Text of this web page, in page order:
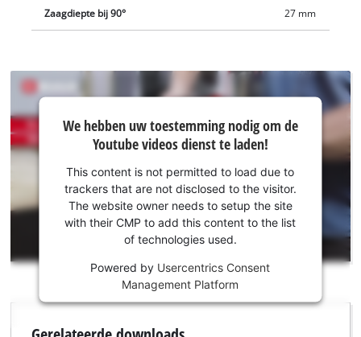
Zaagdiepte bij 90° 27 mm
We hebben
toestemming
nodig om de
Youtube
dienst te
laden!
content
not
We hebben uw toestemming nodig om de
Youtube videos dienst te laden!
This content is not permitted to load due to
trackers that are not disclosed to the visitor.
The website owner needs to setup the site
with their CMP to add this content to the list
of technologies used.
Powered by Usercentrics Consent
Management Platform